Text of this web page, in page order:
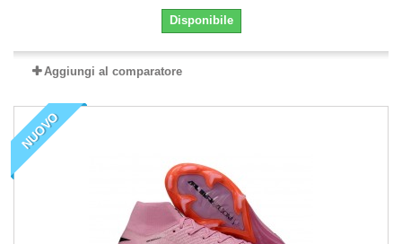
Disponibile
Aggiungi al comparatore
NUOVO